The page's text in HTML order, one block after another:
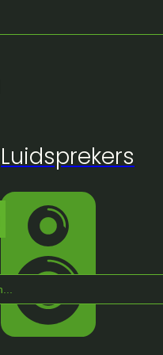
Luidsprekers
/ Winkel/Truss & Podium